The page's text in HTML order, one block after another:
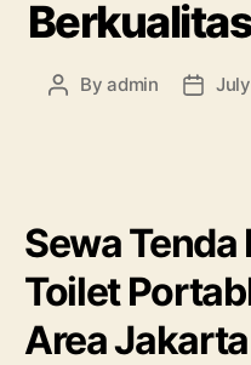
PostByadmin
Post
Sewa Tenda
Toilet
Area Jakarta